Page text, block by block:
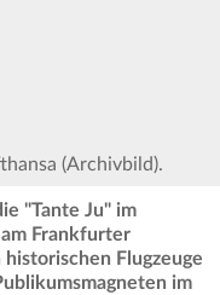
(Archivbild).
"Tante Ju" im
Frankfurter
Flugzeuge
im